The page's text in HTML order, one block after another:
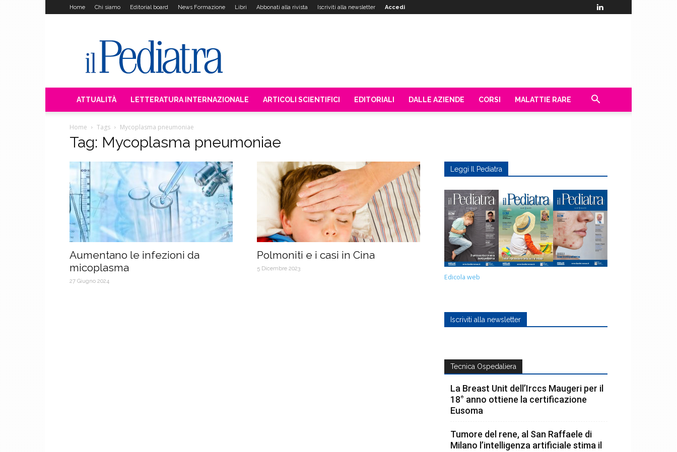
Home Chi siamo Editorial board News Formazione Libri Abbonati alla rivista Iscriviti alla newsletter Accedi
Pediatra
ATTUALITÀ LETTERATURA INTERNAZIONALE ARTICOLI SCIENTIFICI EDITORIALI DALLE AZIENDE CORSI MALATTIE RARE
Home Tags Mycoplasma pneumoniae
Tag: Mycoplasma pneumoniae
Aumentano le infezioni da
micoplasma
27 Giugno 2024
Polmoniti e i casi in Cina
5 Dicembre 2023
Leggi Il Pediatra
Edicola web
Iscriviti alla newsletter
Tecnica Ospedaliera
La Breast Unit dell’Irccs Maugeri per il
18° anno ottiene la certificazione
Eusoma
Tumore del rene, al San Raffaele di
Milano l’intelligenza artificiale stima il